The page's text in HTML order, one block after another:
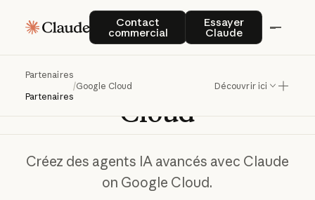
Contact
commercial
Contact commercial
Essayer
Claude
Essayer Claude
Partenaires
Partenaires
/Google Cloud Découvrir ici
Claude
Google
Cloud
Créez des agents IA avancés avec Claude
on Google Cloud.